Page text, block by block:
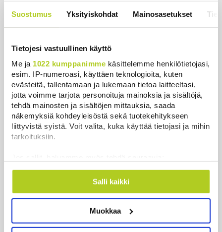
Suostumus Yksityiskohdat Mainosasetukset
Tietojesi vastuullinen käyttö
Me ja 1022 kumppanimme käsittelemme henkilötietojasi,
esim. IP-numeroasi, käyttäen teknologioita, kuten
evästeitä, tallentamaan ja lukemaan tietoa laitteeltasi,
jotta voimme tarjota personoituja mainoksia ja sisältöjä,
tehdä mainosten ja sisältöjen mittauksia, saada
näkemyksiä kohdeyleisöstä sekä tuotekehitykseen
liittyvistä syistä. Voit valita, kuka käyttää tietojasi ja mihin
tarkoituksiin.
Kerätä tietoja maantieteellisestä sijainnistasi,
mahdollisesti muutaman metrin tarkkuudella
ominaispiirteitä aktiivisesti (sormenjäljen
Lue lisää siitä, miten henkilötietojasi käsitellään ja miten
Salli kaikki
Muokkaa
Murska-arvio: Nato on
suorituskyvystä
Nämä ihmiset sairastuvat muita
herkemmin sydän- ja
verisuonitauteihin, sanoo tutkimus
Uutiset | 5.8.2026 22:01
Ukrainan mukaan yhtään Venäjän
iskussa, jossa kuoli toistakymmentä
ihmistä
Harva tajusi Hitlerin olympialaisissa,